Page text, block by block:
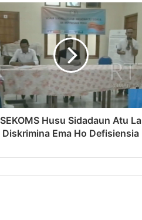
SEKOMS Husu Sidadaun Atu La
Diskrimina Ema Ho Defisiensia